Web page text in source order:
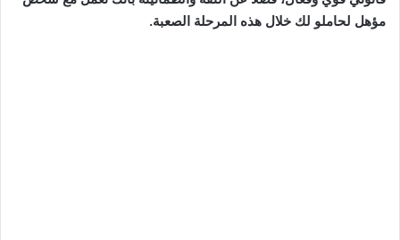
مؤهل لحاملو لك خلال هذه المرحلة الصعبة.